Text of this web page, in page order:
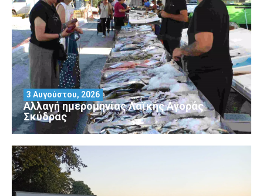
Αλλαγή ημερομηνίας Λαϊκής Αγοράς
Σκύδρας
3 Αυγούστου, 2026